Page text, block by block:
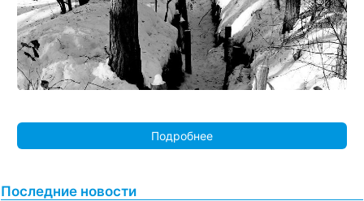
Подробнее
Последние новости